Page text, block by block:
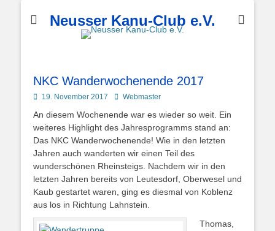
Neusser Kanu-Club e.V.
NKC Wanderwochenende 2017
Posted
19. November 2017 AutorWebmaster
An diesem Wochenende war es wieder so weit. Ein
weiteres Highlight des Jahresprogramms stand an:
Das NKC Wanderwochenende! Wie in den letzten
Jahren auch wanderten wir einen Teil des
wunderschönen Rheinsteigs. Nachdem wir in den
letzten Jahren bereits von Leutesdorf, Oberwesel und
Kaub gestartet waren, ging es diesmal von Koblenz
aus los in Richtung Lahnstein.
Thomas,